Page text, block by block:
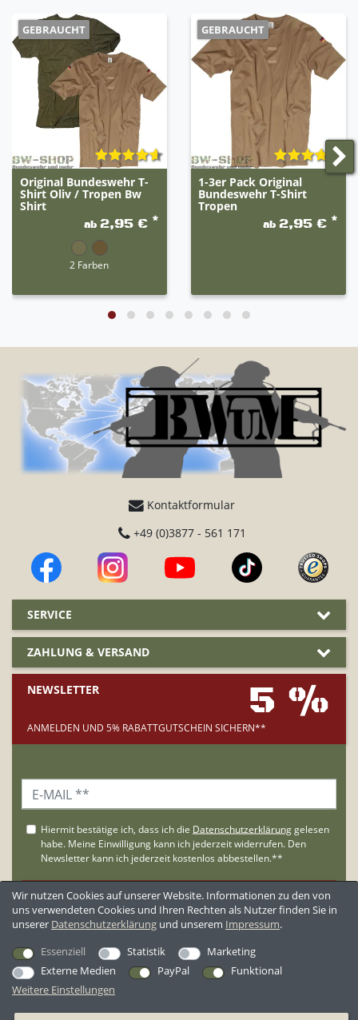
GEBRAUCHT
Original Bundeswehr T-
Shirt Oliv / Tropen Bw
Shirt
ab 2,95 € *
2 Farben
GEBRAUCHT
1-3er Pack Original
Bundeswehr T-Shirt
Tropen
ab 2,95 € *
Kontaktformular
+49 (0)3877 - 561 171
SERVICE
ZAHLUNG & VERSAND
NEWSLETTER 5 %
ANMELDEN UND 5% RABATTGUTSCHEIN SICHERN**
**Der Gutschein wird nur an Neukunden versandt.
KUNDENBEWERTUNGEN
Wir nutzen Cookies auf unserer Website. Informationen zu den von
uns verwendeten Cookies und Ihren Rechten als Nutzer finden Sie in
unserer Daten­schutz­erklärung und unserem Impressum.
Essenziell
Statistik
Marketing
Externe Medien
PayPal
Funktional
Weitere Einstellungen